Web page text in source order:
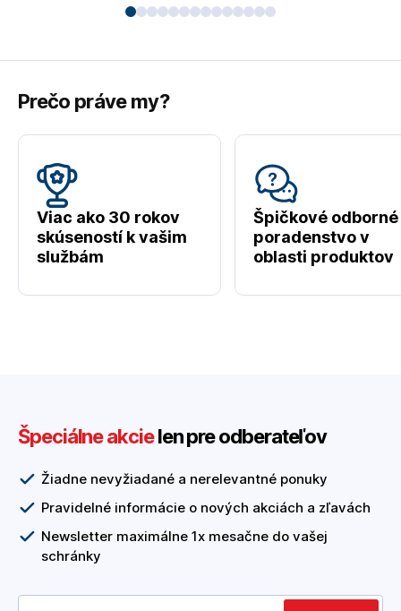
Prečo práve my?
Viac ako 30 rokov
skúseností k vašim
službám
Špičkové odborné
poradenstvo v
oblasti produktov
Špeciálne akcielen pre odberateľov
Žiadne nevyžiadané a nerelevantné ponuky
Pravidelné informácie o nových akciách a zľavách
Newsletter maximálne 1x mesačne do vašej
schránky